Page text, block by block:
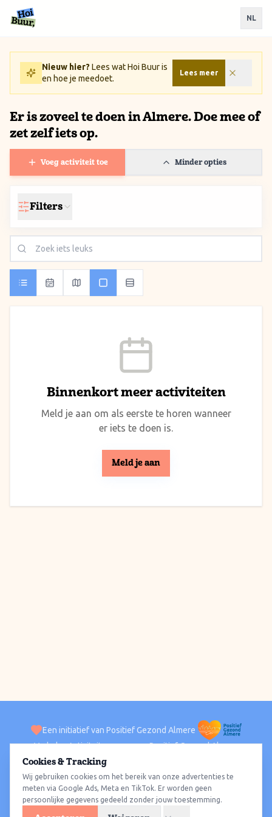
Ga naar inhoud / Skip to content
NL
Nieuw hier? Lees wat Hoi Buur is
en hoe je meedoet.
Lees meer
Er is zoveel te doen in Almere. Doe mee of
zet zelf iets op.
Voeg activiteit toe Minder opties
Filters
Binnenkort meer activiteiten
Meld je aan om als eerste te horen wanneer
er iets te doen is.
Meld je aan
Een initiatief van Positief Gezond Almere
VerhalenActiviteiten Positief Gezond Almere
ACTIVITEITEN PER WIJK
Alle wijkenAlmere HavenAlmere StadAlmere BuitenAlmere Poort
Almere HoutAlmere OosterwoldWat te doen
Cookies & Tracking
Wij gebruiken cookies om het bereik van onze advertenties te
meten via Google Ads, Meta en TikTok. Er worden geen
persoonlijke gegevens gedeeld zonder jouw toestemming.